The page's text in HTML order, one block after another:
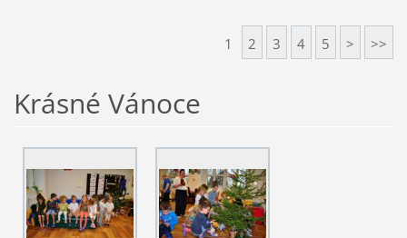
1 2 3 4 5 > >>
Krásné Vánoce